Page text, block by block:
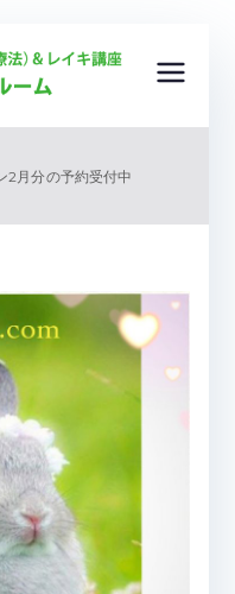
の
う
さ
ぎ
セ
ラ
ピ
セラピ
療法）
キ講
座
＆ ク
リスタ
2月分の予約受付中